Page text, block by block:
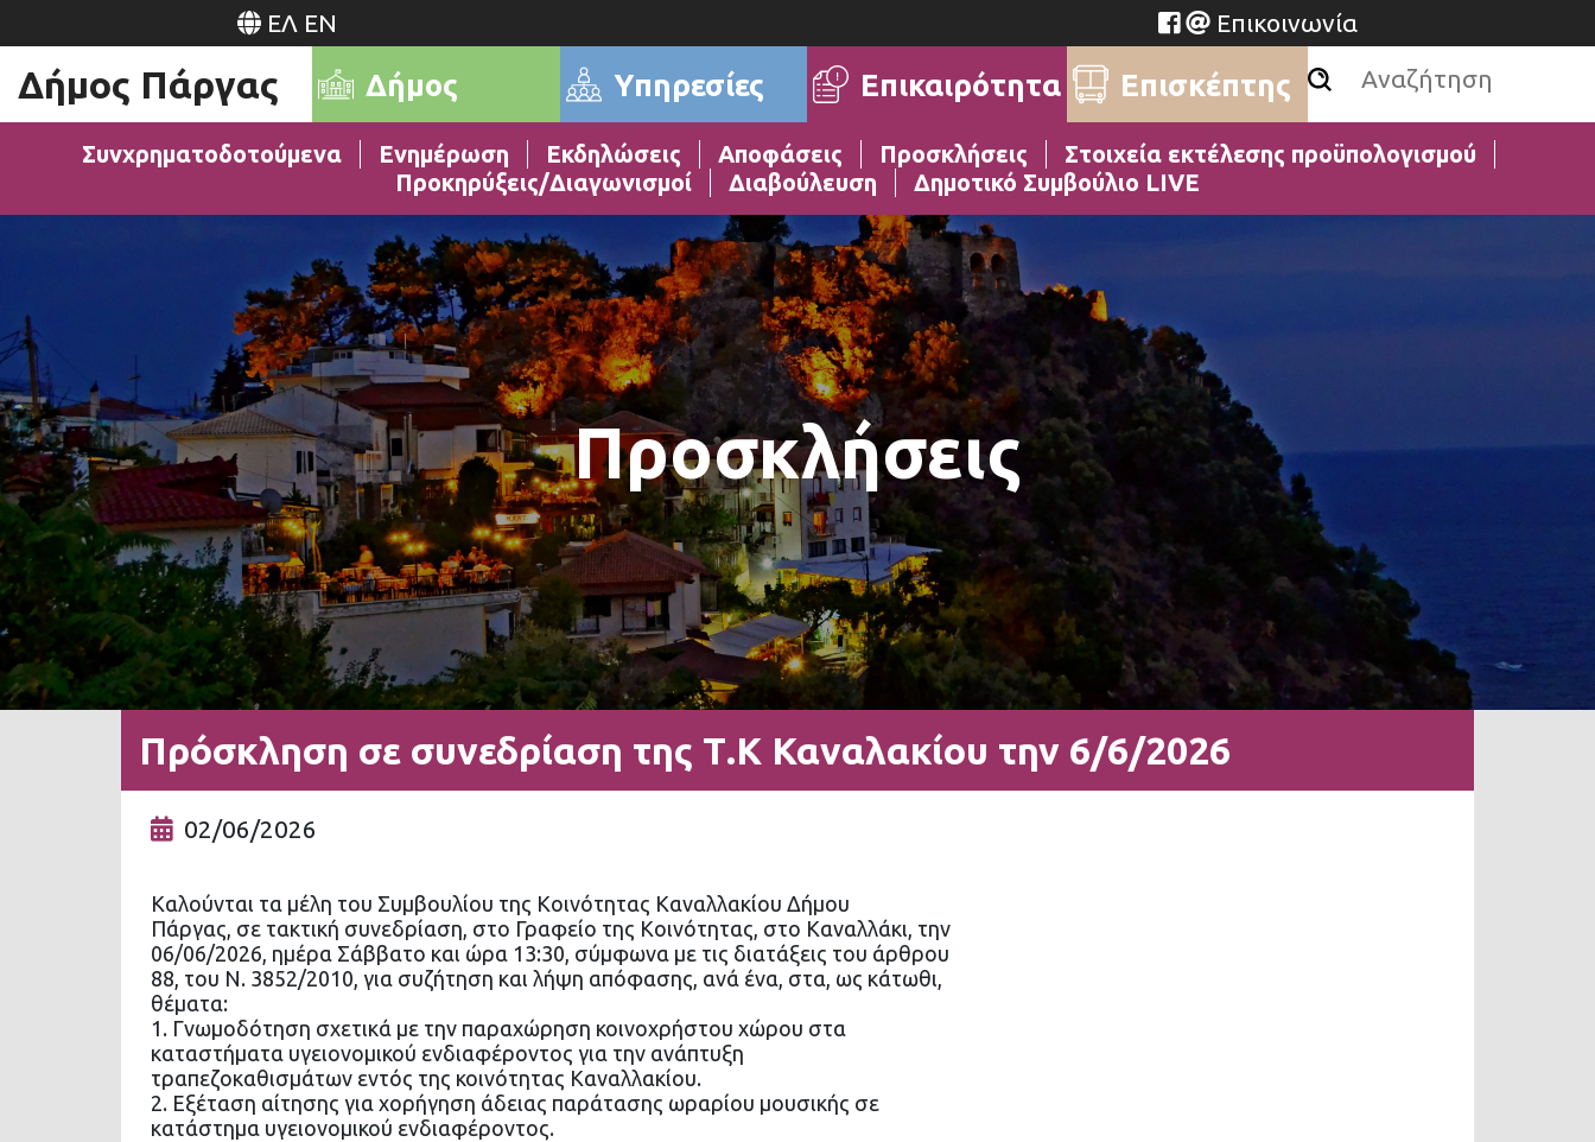
ΕΛ EN Επικοινωνία
Δήμος Πάργας Δήμος Υπηρεσίες Επικαιρότητα
Συνχρηματοδοτούμενα Ενημέρωση Εκδηλώσεις Αποφάσεις Προσκλήσεις
Στοιχεία εκτέλεσης προϋπολογισμού
Προκηρύξεις/Διαγωνισμοί
Διαβούλευση Δημοτικό Συμβούλιο LIVE
Επισκέπτης
Προσκλήσεις
Πρόσκληση σε συνεδρίαση της Τ.Κ Καναλακίου την 6/6/2026
02/06/2026
Καλούνται τα μέλη του Συμβουλίου της Κοινότητας Καναλλακίου Δήμου
Πάργας, σε τακτική συνεδρίαση, στο Γραφείο της Κοινότητας, στο Καναλλάκι, την
06/06/2026, ημέρα Σάββατο και ώρα 13:30, σύμφωνα με τις διατάξεις του άρθρου
88, του Ν. 3852/2010, για συζήτηση και λήψη απόφασης, ανά ένα, στα, ως κάτωθι,
θέματα:
1. Γνωμοδότηση σχετικά με την παραχώρηση κοινοχρήστου χώρου στα
καταστήματα υγειονομικού ενδιαφέροντος για την ανάπτυξη
τραπεζοκαθισμάτων εντός της κοινότητας Καναλλακίου.
2. Εξέταση αίτησης για χορήγηση άδειας παράτασης ωραρίου μουσικής σε
κατάστημα υγειονομικού ενδιαφέροντος.